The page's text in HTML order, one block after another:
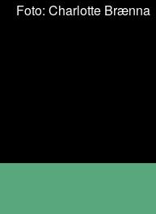
Foto: Charlotte Brænna